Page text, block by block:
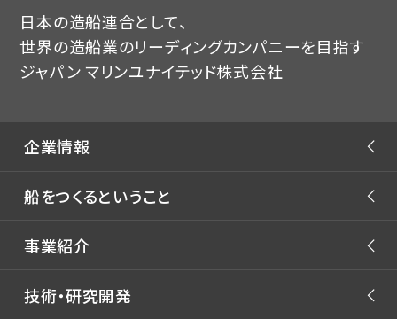
日本の造船連合として、
世界の造船業のリーディングカンパニーを目指す
ジャパン マリンユナイテッド株式会社
企業情報
ごあいさつ
会社概要
船をつくるということ
JMUストーリー
洋上風力浮体プロジェクト
事業紹介
商船事業
技術・研究開発